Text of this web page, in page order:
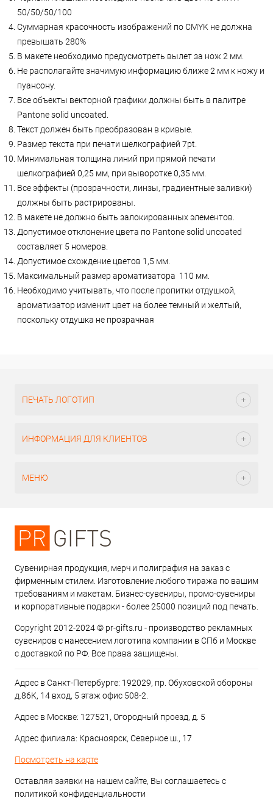
50/50/50/100
Суммарная красочность изображений по CMYK не должна
превышать 280%
В макете необходимо предусмотреть вылет за нож 2 мм.
Не располагайте значимую информацию ближе 2 мм к ножу и
пуансону.
Все объекты векторной графики должны быть в палитре
Pantonesolid uncoated.
Текст должен быть преобразован в кривые.
Размер текста при печати шелкографией 7pt.
Минимальная толщина линий при прямой печати
шелкографией 0,25 мм, при выворотке 0,35 мм.
Все эффекты (прозрачности, линзы, градиентные заливки)
должны быть растрированы.
В макете не должно быть залокированных элементов.
Допустимое отклонение цвета по Pantonesolid uncoated
составляет 5 номеров.
Допустимое схождение цветов 1,5 мм.
Максимальный размер ароматизатора 110 мм.
Необходимо учитывать, что после пропитки отдушкой,
ароматизатор изменит цвет на более темный и желтый,
поскольку отдушка не прозрачная
ПЕЧАТЬ ЛОГОТИП
ИНФОРМАЦИЯ ДЛЯ КЛИЕНТОВ
МЕНЮ
Сувенирная продукция, мерч и полиграфия на заказ с
фирменным стилем. Изготовление любого тиража по вашим
требованиям и макетам. Бизнес-сувениры, промо-сувениры
и корпоративные подарки - более 25000 позиций под печать.
Copyright 2012-2024 © pr-gifts.ru - производство рекламных
сувениров с нанесением логотипа компании в СПб и Москве
с доставкой по РФ. Все права защищены.
Адрес в Санкт-Петербурге: 192029, пр. Обуховской обороны
д.86К, 14 вход, 5 этаж офис 508-2.
Адрес в Москве: 127521, Огородный проезд, д. 5
Адрес филиала: Красноярск, Северное ш., 17
Посмотреть на карте
Оставляя заявки на нашем сайте, Вы соглашаетесь с
политикой конфиденциальности